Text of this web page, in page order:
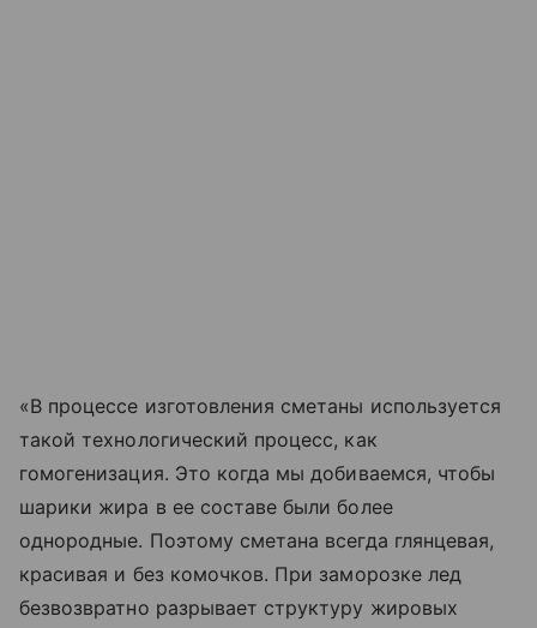
«В процессе изготовления сметаны используется
такой технологический процесс, как
гомогенизация. Это когда мы добиваемся, чтобы
шарики жира в ее составе были более
однородные. Поэтому сметана всегда глянцевая,
красивая и без комочков. При заморозке лед
безвозвратно разрывает структуру жировых